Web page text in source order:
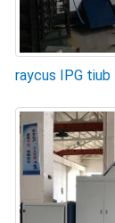
raycus IPG tiub